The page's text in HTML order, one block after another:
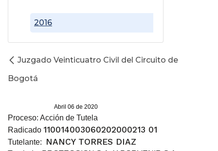
2016
Juzgado Veinticuatro Civil del Circuito de
Bogotá
Abril 06 de 2020
Proceso: Acción de Tutela
Radicado 110014003060202000213 01
Tutelante: NANCY TORRES DIAZ